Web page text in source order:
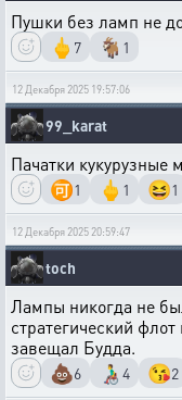
Пушки без ламп не
🖕 7 🐐 1
12 Декабря 2025 19:57:06
99_karat
Пачатки кукурузные
🉑1 🖕 1 😆1
12 Декабря 2025 20:59:47
toch
Лампы никогда не
стратегический
завещал Будда.
💩6 👨‍🦽 4 😘2